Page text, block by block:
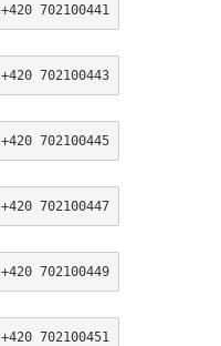
+420 702100441
+420 702100443
+420 702100445
+420 702100447
+420 702100449
+420 702100451